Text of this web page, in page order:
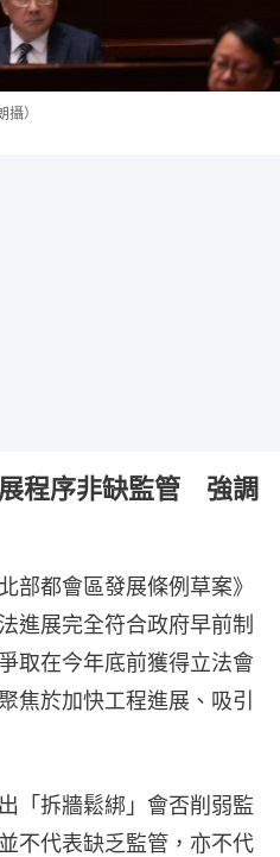
）
程序非缺監管 強調
部都會區發展條例草案》
進展完全符合政府早前制
取在今年底前獲得立法會
焦於加快工程進展、吸引
「拆牆鬆綁」會否削弱監
不代表缺乏監管，亦不代